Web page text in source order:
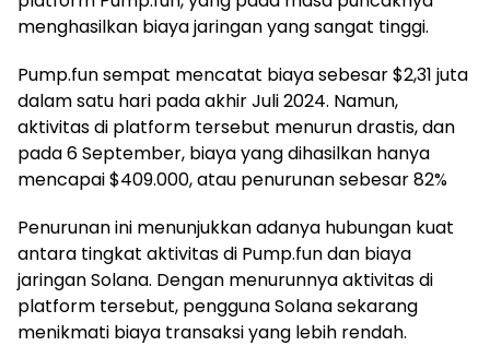
menghasilkan biaya jaringan yang sangat tinggi.
Pump.fun sempat mencatat biaya sebesar $2,31 juta
dalam satu hari pada akhir Juli 2024. Namun,
aktivitas di platform tersebut menurun drastis, dan
pada 6 September, biaya yang dihasilkan hanya
mencapai $409.000, atau penurunan sebesar 82%
Penurunan ini menunjukkan adanya hubungan kuat
antara tingkat aktivitas di Pump.fun dan biaya
jaringan Solana. Dengan menurunnya aktivitas di
platform tersebut, pengguna Solana sekarang
menikmati biaya transaksi yang lebih rendah.